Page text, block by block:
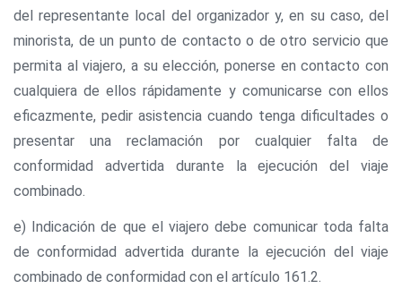
del representante local del organizador y, en su caso, del
minorista, de un punto de contacto o de otro servicio que
permita al viajero, a su elección, ponerse en contacto con
cualquiera de ellos rápidamente y comunicarse con ellos
eficazmente, pedir asistencia cuando tenga dificultades o
presentar una reclamación por cualquier falta de
conformidad advertida durante la ejecución del viaje
combinado.
e) Indicación de que el viajero debe comunicar toda falta
de conformidad advertida durante la ejecución del viaje
combinado de conformidad con el artículo 161.2.